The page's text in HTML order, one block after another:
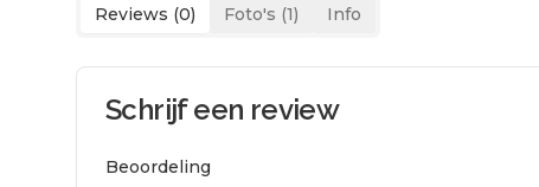
Reviews (0) Foto's (1) Info
Schrijf een review
Beoordeling